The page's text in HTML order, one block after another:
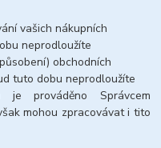
vašich nákupních
neprodloužíte
obchodních
tuto dobu neprodloužíte
je prováděno Správcem
mohou zpracovávat i tito